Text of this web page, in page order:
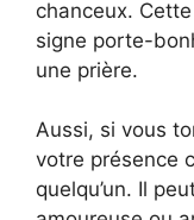
chanceux.
signe porte-
une prière.
Aussi, si vous
votre présence
quelqu’un. Il